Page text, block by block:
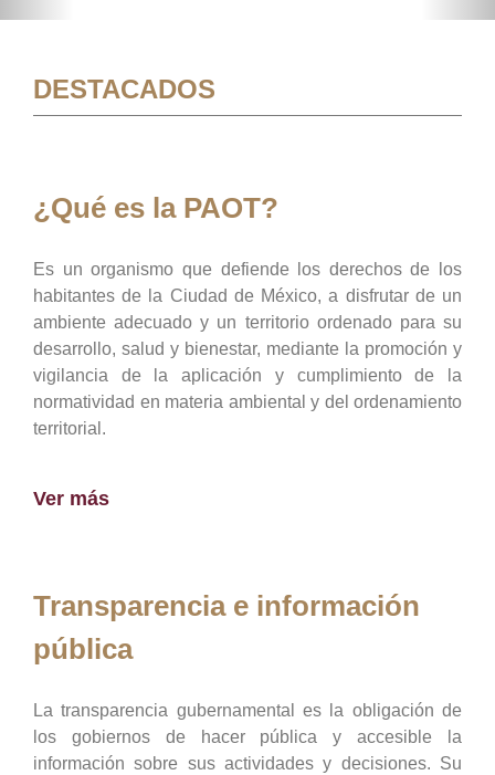
DESTACADOS
¿Qué es la PAOT?
Es un organismo que defiende los derechos de los
habitantes de la Ciudad de México, a disfrutar de un
ambiente adecuado y un territorio ordenado para su
desarrollo, salud y bienestar, mediante la promoción y
vigilancia de la aplicación y cumplimiento de la
normatividad en materia ambiental y del ordenamiento
territorial.
Ver más
Transparencia e información
pública
La transparencia gubernamental es la obligación de
los gobiernos de hacer pública y accesible la
información sobre sus actividades y decisiones. Su